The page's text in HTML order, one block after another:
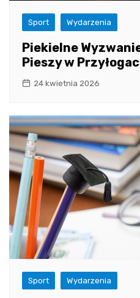
Sport Wydarzenia
Piekielne
Pieszy w
24 kwietnia 2026
Sport Wydarzenia